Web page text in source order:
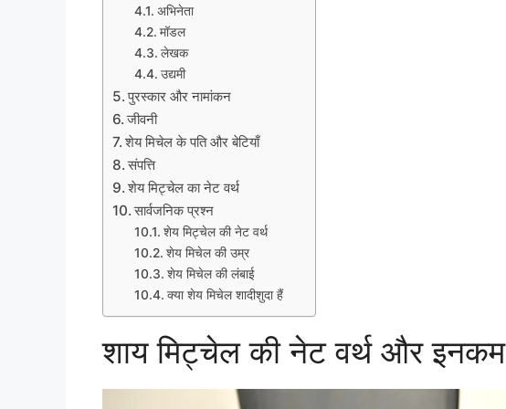
अभिनेता
मॉडल
लेखक
उद्यमी
पुरस्कार और नामांकन
जीवनी
शेय मिचेल के पति और बेटियाँ
संपत्ति
शेय मिट्चेल का नेट वर्थ
सार्वजनिक प्रश्न
शेय मिट्चेल की नेट वर्थ
शेय मिचेल की उम्र
शेय मिचेल की लंबाई
क्या शेय मिचेल शादीशुदा हैं
शाय मिट्चेल की नेट वर्थ और इनकम